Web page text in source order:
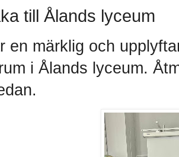
till Ålands lyceum
en märklig och
i Ålands lyceum.